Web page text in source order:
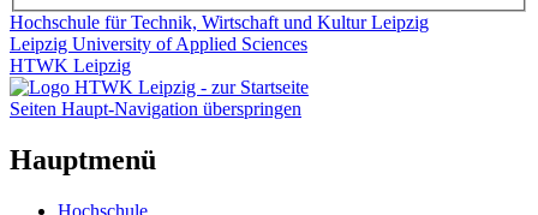
Hochschule für Technik, Wirtschaft und Kultur Leipzig
Leipzig University of Applied Sciences
HTWK Leipzig
Seiten Haupt-Navigation überspringen
Hauptmenü
Hochschule